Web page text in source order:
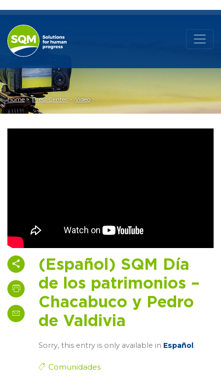
Home Press Center Video
(Español) SQM Día
de los patrimonios –
Chacabuco y Pedro
de Valdivia
Sorry, this entry is only available in Español.
Comunidades